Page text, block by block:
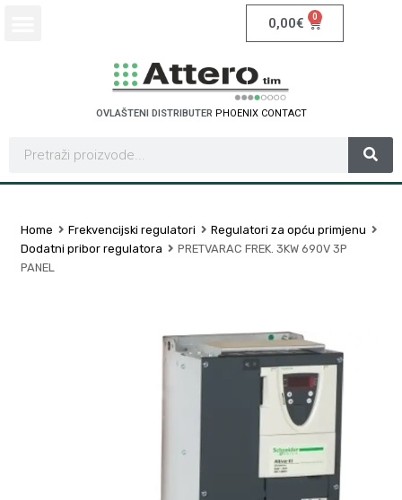
0,00€ 0
OVLAŠTENI DISTRIBUTER PHOENIX CONTACT
Home Frekvencijski regulatori
Regulatori za opću primjenu
Dodatni pribor regulatora
PRETVARAC FREK. 3KW 690V 3P
PANEL